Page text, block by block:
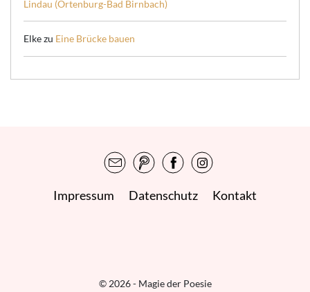
Lindau (Ortenburg-Bad Birnbach)
Elkezu Eine Brücke bauen
Impressum Datenschutz Kontakt
© 2026 - Magie der Poesie